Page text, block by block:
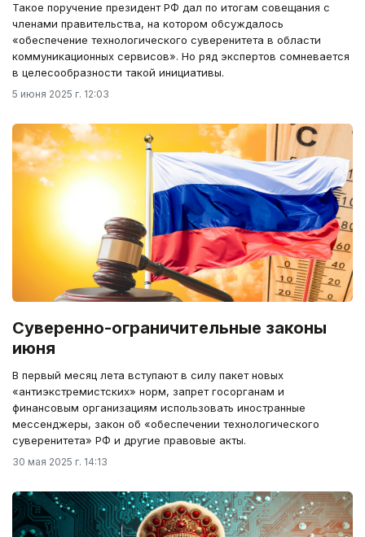
Такое поручение президент РФ дал по итогам совещания с
членами правительства, на котором обсуждалось
«обеспечение технологического суверенитета в области
коммуникационных сервисов». Но ряд экспертов сомневается
в целесообразности такой инициативы.
5 июня 2025 г. 12:03
Суверенно-ограничительные законы
июня
В первый месяц лета вступают в силу пакет новых
«антиэкстремистских» норм, запрет госорганам и
финансовым организациям использовать иностранные
мессенджеры, закон об «обеспечении технологического
суверенитета» РФ и другие правовые акты.
30 мая 2025 г. 14:13